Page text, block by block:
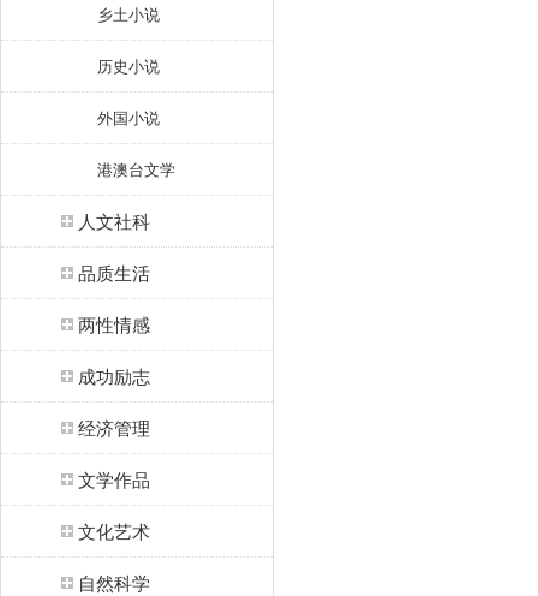
乡土小说
历史小说
外国小说
港澳台文学
人文社科
品质生活
两性情感
成功励志
经济管理
文学作品
文化艺术
自然科学